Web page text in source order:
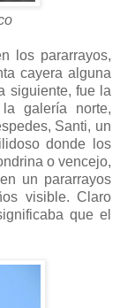
los pararrayos,
cayera alguna
siguiente, fue la
galería norte,
Santi, un
donde los
o vencejo,
un pararrayos
visible. Claro
que el